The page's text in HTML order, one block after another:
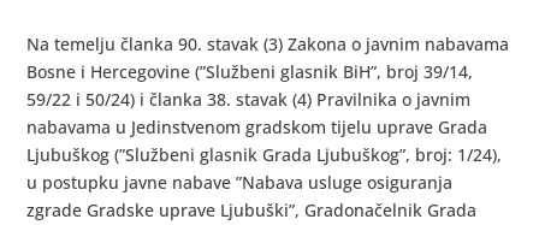
Na temelju članka 90. stavak (3) Zakona o javnim nabavama
Bosne i Hercegovine (”Službeni glasnik BiH”, broj 39/14,
59/22 i 50/24) i članka 38. stavak (4) Pravilnika o javnim
nabavama u Jedinstvenom gradskom tijelu uprave Grada
Ljubuškog (”Službeni glasnik Grada Ljubuškog”, broj: 1/24),
u postupku javne nabave ”Nabava usluge osiguranja
zgrade Gradske uprave Ljubuški”, Gradonačelnik Grada